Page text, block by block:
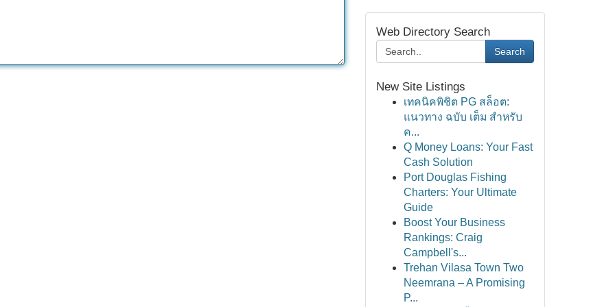
Web Directory Search
Search
New Site Listings
เทคนิคพิชิต PG สล็อต:
แนวทาง ฉบับ เต็ม สำหรับ
ค...
Q Money Loans: Your Fast
Cash Solution
Port Douglas Fishing
Charters: Your Ultimate
Guide
Boost Your Business
Rankings: Craig
Campbell's...
Trehan Vilasa Town Two
Neemrana – A Promising
P...